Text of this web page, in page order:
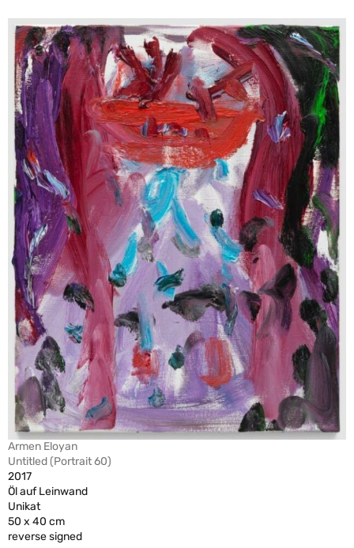
Armen Eloyan
Untitled (Portrait 60)
2017
Öl auf Leinwand
Unikat
50 x 40 cm
reverse signed